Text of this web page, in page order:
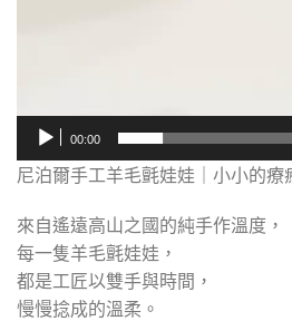
00:00
尼泊爾手工羊毛氈娃娃｜小小的
來自遙遠高山之國的純手作溫度，
每一隻羊毛氈娃娃，
都是工匠以雙手與時間，
慢慢捻成的溫柔。